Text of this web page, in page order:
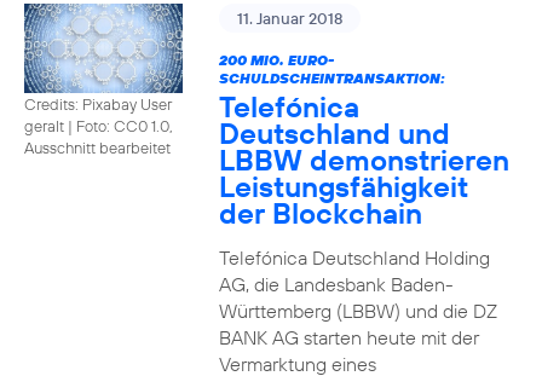
Credits: Pixabay User
geralt | Foto: CC0 1.0,
Ausschnitt bearbeitet
11. Januar 2018
200 MIO. EURO-
SCHULDSCHEINTRANSAKTION:
Telefónica
Deutschland und
LBBW demonstrieren
Leistungsfähigkeit
der Blockchain
Telefónica Deutschland Holding
AG, die Landesbank Baden-
Württemberg (LBBW) und die DZ
BANK AG starten heute mit der
Vermarktung eines